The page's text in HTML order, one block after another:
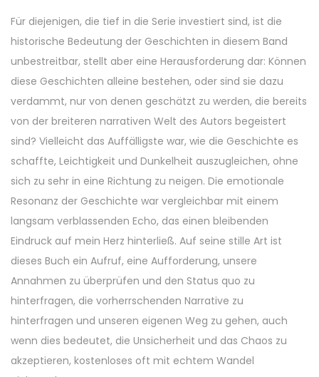
0
5
Für diejenigen, die tief in die Serie investiert sind, ist die
historische Bedeutung der Geschichten in diesem Band
unbestreitbar, stellt aber eine Herausforderung dar: Können
diese Geschichten alleine bestehen, oder sind sie dazu
verdammt, nur von denen geschätzt zu werden, die bereits
von der breiteren narrativen Welt des Autors begeistert
sind? Vielleicht das Auffälligste war, wie die Geschichte es
schaffte, Leichtigkeit und Dunkelheit auszugleichen, ohne
sich zu sehr in eine Richtung zu neigen. Die emotionale
Resonanz der Geschichte war vergleichbar mit einem
langsam verblassenden Echo, das einen bleibenden
Eindruck auf mein Herz hinterließ. Auf seine stille Art ist
dieses Buch ein Aufruf, eine Aufforderung, unsere
Annahmen zu überprüfen und den Status quo zu
hinterfragen, die vorherrschenden Narrative zu
hinterfragen und unseren eigenen Weg zu gehen, auch
wenn dies bedeutet, die Unsicherheit und das Chaos zu
akzeptieren, kostenloses oft mit echtem Wandel